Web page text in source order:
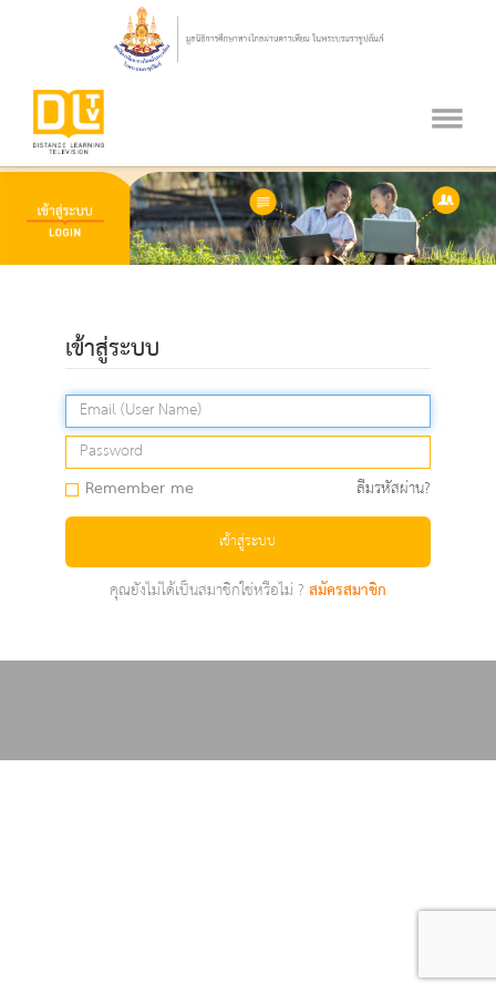
เข้าสู่ระบบ
Remember me ลืมรหัสผ่าน?
เข้าสู่ระบบ
คุณยังไม่ได้เป็นสมาชิกใช่หรือไม่ ?สมัครสมาชิก